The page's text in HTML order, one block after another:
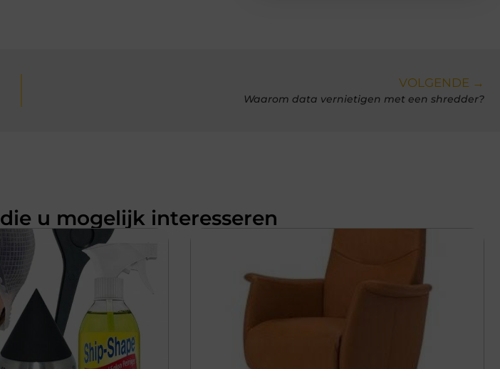
VOLGENDE →
Waarom data vernietigen met een shredder?
die u mogelijk interesseren